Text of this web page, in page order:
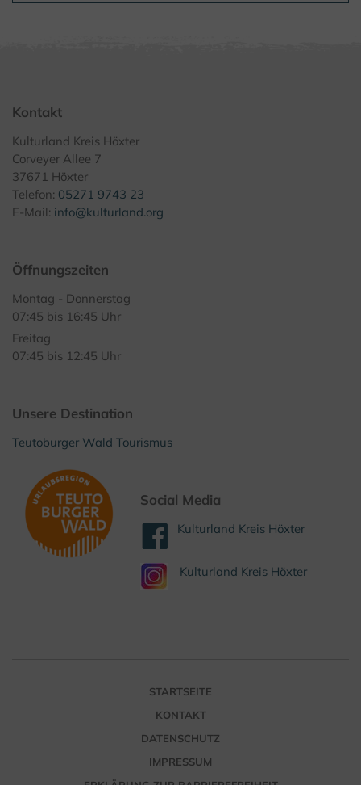
Kontakt
Kulturland Kreis Höxter
Corveyer Allee 7
37671 Höxter
Telefon: 05271 9743 23
E-Mail: info@kulturland.org
Öffnungszeiten
Montag - Donnerstag
07:45 bis 16:45 Uhr
Freitag
07:45 bis 12:45 Uhr
Unsere Destination
Teutoburger Wald Tourismus
Social Media
Kulturland Kreis Höxter
Kulturland Kreis Höxter
STARTSEITE
KONTAKT
DATENSCHUTZ
IMPRESSUM